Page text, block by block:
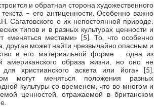
и обратная сторона художественного
текста – его антиценности. Особенно важно
Сагатовского о их непостоянной природе:
типов и в разных культурах ценности и
«меняться местами» [5]. То, что особенно
другая может найти чрезвычайно опасным и
в его материальной форме – одна из
американского образа жизни, но оно не
для христианского аскета или йога» [5].
могут меняться положения разных
культуры со временем, что во многом и
ценностей, отражаемой в британском